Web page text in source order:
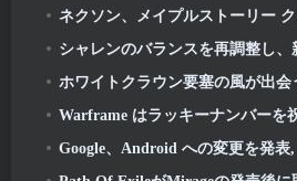
ネクソン、メイプルストーリー クラシック ワールド 4 月クロー
シャレンのバランスを再調整し、新しいコンテンツを導入する
ホワイトクラウン要塞の風が出
Warframe はラッキーナンバーを祝う準備をしてい
Google、Android への変更を発表, Fortnite の